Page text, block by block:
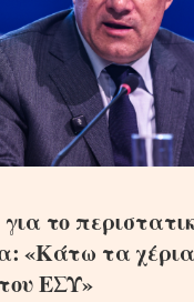
το
«Κάτω τα
ΕΣΥ»